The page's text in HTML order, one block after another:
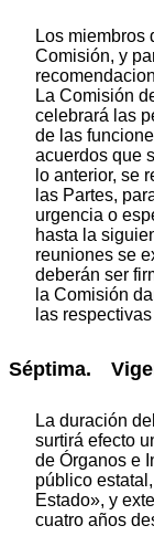
Los miembros
Comisión, y
La Comisión
celebrará las
de las
acuerdos que
lo anterior, se
las Partes,
urgencia o
hasta la
reuniones se
deberán ser
la Comisión
las
Séptima.
La duración
surtirá efecto
de Órganos e
público
Estado», y
cuatro años